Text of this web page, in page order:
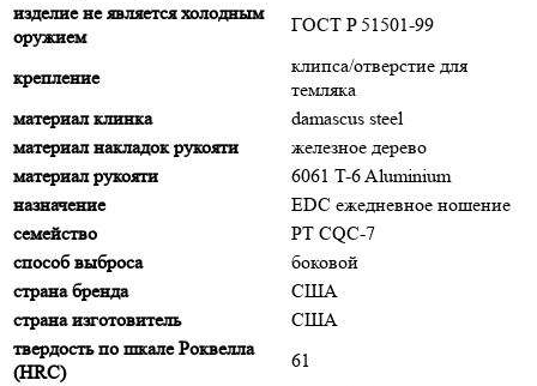
изделие не является холодным
оружием
ГОСТ P 51501-99
крепление
клипса/отверстие для
темляка
материал клинка
damascus steel
материал накладок рукояти
железное дерево
материал рукояти
6061 T-6 Aluminium
назначение
EDC ежедневное ношение
семейство
PT CQC-7
способ выброса
боковой
страна бренда
США
страна изготовитель
США
твердость по шкале Роквелла
(HRC)
61